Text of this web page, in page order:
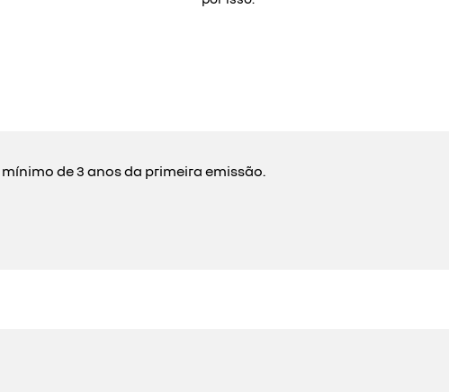
de 3 anos da primeira emissão.